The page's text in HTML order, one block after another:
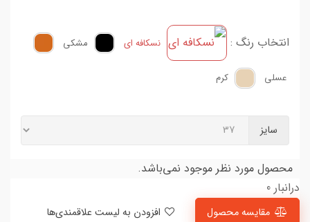
انتخاب رنگ : نسکافه ای مشکی
عسلی کرم
سایز
محصول مورد نظر موجود نمی‌باشد.
درانبار 0
مقایسه محصول